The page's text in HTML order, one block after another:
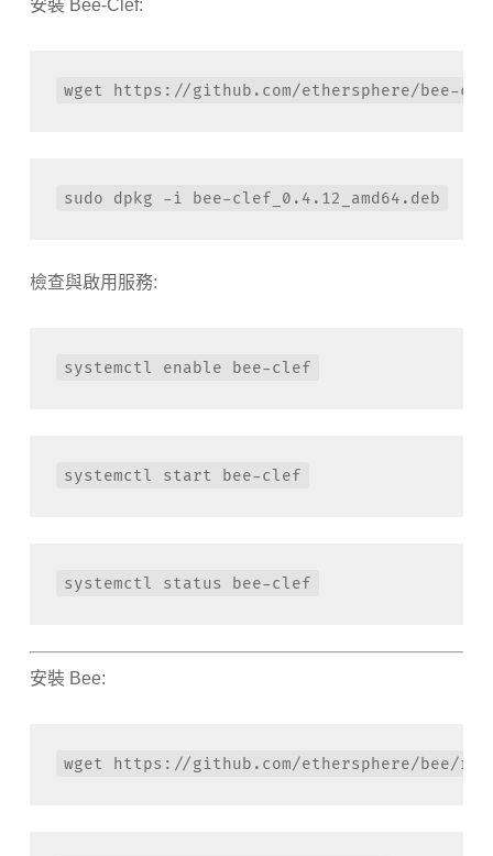
安裝 Bee-Clef:
wget https://github.com/ethersphere/bee-
sudo dpkg -i bee-clef_0.4.12_amd64.deb
檢查與啟用服務:
systemctl enable bee-clef
systemctl start bee-clef
systemctl status bee-clef
安裝 Bee:
wget https://github.com/ethersphere/bee/